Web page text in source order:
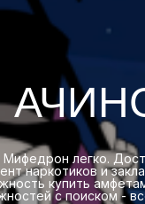
Мифедрон легко.
наркотиков и
купить
с поиском -